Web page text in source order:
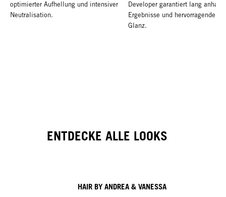
optimierter Aufhellung und intensiver
Neutralisation.
Developer garantiert lang
Ergebnisse und hervorragenden
Glanz.
ENTDECKE ALLE LOOKS
HAIR BY ANDREA & VANESSA